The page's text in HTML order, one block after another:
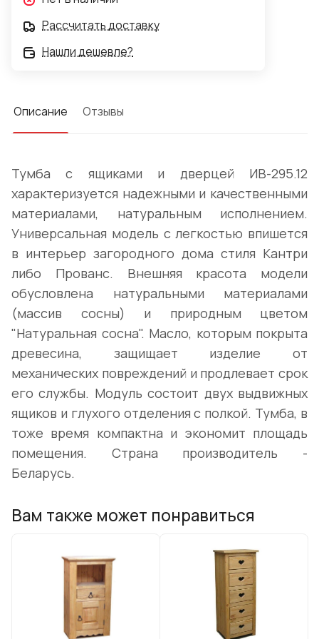
Рассчитать доставку
Нашли дешевле?
Описание Отзывы
Тумба с ящиками и дверцей ИВ-295.12
характеризуется надежными и качественными
материалами, натуральным исполнением.
Универсальная модель с легкостью впишется
в интерьер загородного дома стиля Кантри
либо Прованс. Внешняя красота модели
обусловлена натуральными материалами
(массив сосны) и природным цветом
"Натуральная сосна". Масло, которым покрыта
древесина, защищает изделие от
механических повреждений и продлевает срок
его службы. Модуль состоит двух выдвижных
ящиков и глухого отделения с полкой. Тумба, в
тоже время компактна и экономит площадь
помещения. Страна производитель -
Беларусь.
Вам также может понравиться